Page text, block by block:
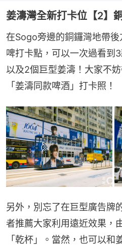
姜濤灣全新打卡位【2】
在Sogo旁邊的銅鑼灣地帶
啤打卡點，可以一次過看到
以及2個巨型姜濤！大家不
「姜濤同款啤酒」打卡照！
另外，別忘了在巨型廣告牌
者推薦大家利用遠近效果，
「乾杯」。當然，也可以和